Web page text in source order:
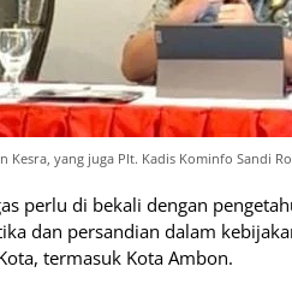
Kesra, yang juga Plt. Kadis Kominfo Sandi
perlu di bekali dengan
dan persandian dalam
termasuk Kota Ambon.